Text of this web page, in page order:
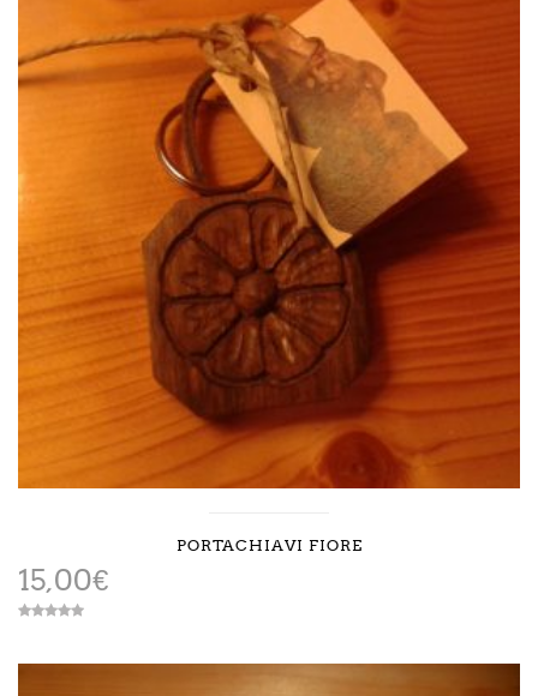
PORTACHIAVI FIORE
15,00€